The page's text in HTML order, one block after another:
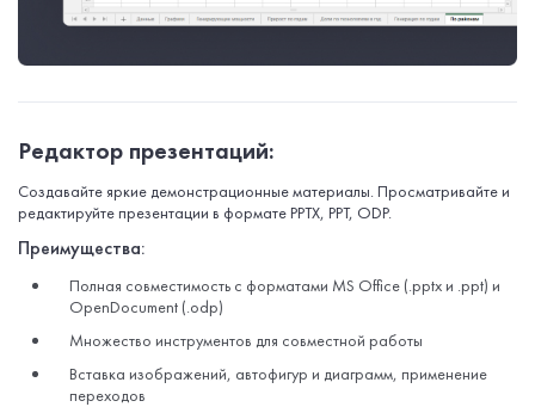
Редактор презентаций:
Создавайте яркие демонстрационные материалы. Просматривайте и
редактируйте презентации в формате PPTX, PPT, ODP.
Преимущества:
Полная совместимость с форматами MS Office (.pptx и .ppt) и
OpenDocument (.odp)
Множество инструментов для совместной работы
Вставка изображений, автофигур и диаграмм, применение
переходов